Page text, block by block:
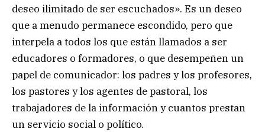
deseo ilimitado de ser escuchados». Es un deseo
que a menudo permanece escondido, pero que
interpela a todos los que están llamados a ser
educadores o formadores, o que desempeñen un
papel de comunicador: los padres y los profesores,
los pastores y los agentes de pastoral, los
trabajadores de la información y cuantos prestan
un servicio social o político.